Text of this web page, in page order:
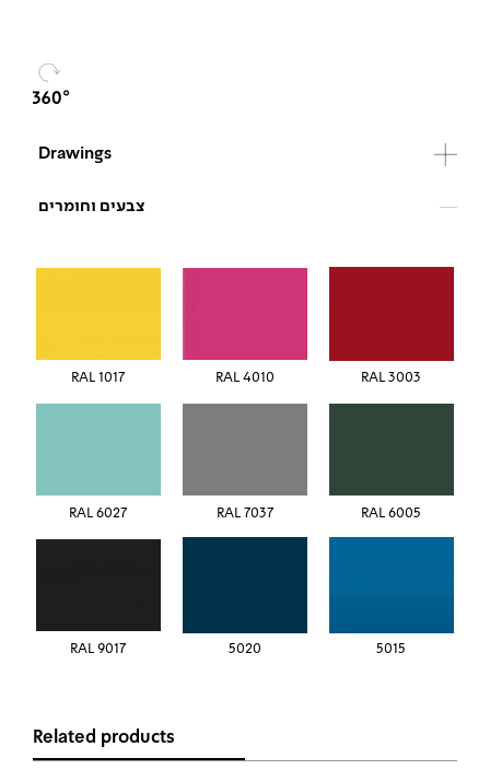
Drawings
צבעים וחומרים
RAL 1017 RAL 4010 RAL 3003
RAL 6027 RAL 7037 RAL 6005
RAL 9017 5020 5015
Related products